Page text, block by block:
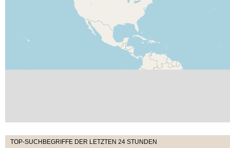
TOP-SUCHBEGRIFFE DER LETZTEN 24 STUNDEN